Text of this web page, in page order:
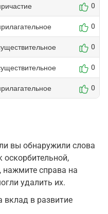
0
0
0
0
0
вы обнаружили слова
нажмите справа на
удалить их.
в развитие